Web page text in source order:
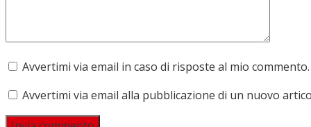
Avvertimi via email in caso di risposte al mio commento.
Avvertimi via email alla pubblicazione di un nuovo